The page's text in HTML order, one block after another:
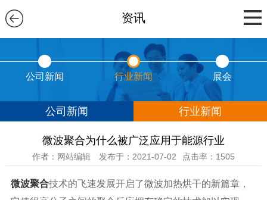
资讯
公司新闻 行业新闻 展会
公司新闻 行业新闻
微波聚合为什么被广泛应用于能源行业
作者：网站编辑 发布于：2021-07-02 点击率：1505
微波聚合技术的飞速发展开启了微波加热烘干的新篇章，